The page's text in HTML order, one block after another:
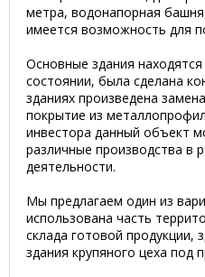
метра, водонапорная
имеется возможность для
Основные здания
состоянии, была сделана
зданиях произведена
покрытие из
инвестора данный объект
различные производства в
деятельности.
Мы предлагаем один из
использована часть
склада готовой продукции,
здания крупяного цеха под